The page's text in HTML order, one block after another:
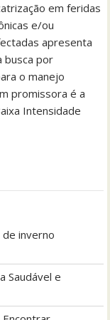
em feridas
e/ou
apresenta
busca por
o manejo
promissora é a
Intensidade
de inverno
Saudável e